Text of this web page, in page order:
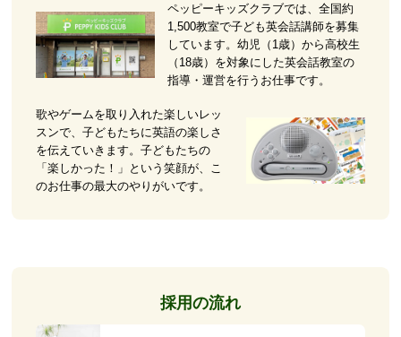
ペッピーキッズクラブでは、全国約
1,500教室で子ども英会話講師を募集
しています。幼児（1歳）から高校生
（18歳）を対象にした英会話教室の
指導・運営を行うお仕事です。
歌やゲームを取り入れた楽しいレッ
スンで、子どもたちに英語の楽しさ
を伝えていきます。子どもたちの
「楽しかった！」という笑顔が、こ
のお仕事の最大のやりがいです。
採用の流れ